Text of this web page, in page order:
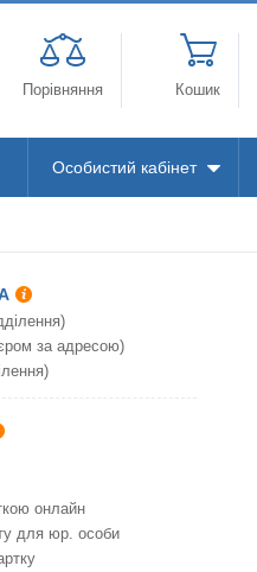
Порівняння Кошик
Особистий кабінет
за адресою)
онлайн
для юр. особи